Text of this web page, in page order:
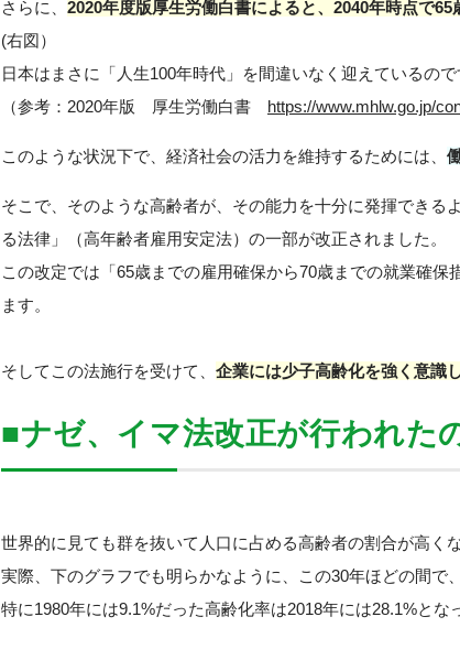
さらに、 2020年度版厚生労働白書によると、2040年時点で
(右図）
日本はまさに「人生100年時代」を間違いなく迎えているので
（参考：2020年版 厚生労働白書 https://www.mhlw.go.jp/
このような状況下で、経済社会の活力を維持するためには、
そこで、そのような高齢者が、その能力を十分に発揮でき
る法律」（高年齢者雇用安定法）の一部が改正されました。
この改定では「65歳までの雇用確保から70歳までの就業確
ます。
そしてこの法施行を受けて、 企業には少子高齢化を強く意識
■ナゼ、イマ法改正が行われた
世界的に見ても群を抜いて人口に占める高齢者の割合が高く
実際、下のグラフでも明らかなように、この30年ほどの間で、
特に1980年には9.1%だった高齢化率は2018年には28.1%とな